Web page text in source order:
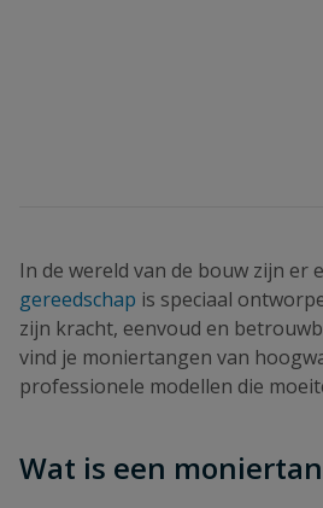
In de wereld van de bouw zijn er
gereedschap is speciaal
zijn kracht, eenvoud en
vind je moniertangen van
professionele modellen die
Wat is een